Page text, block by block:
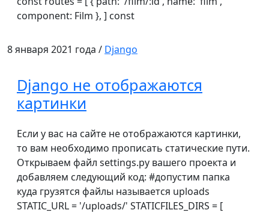
component: Film }, ] const
8 января 2021 года / Django
Django не отображаются
картинки
Если у вас на сайте не отображаются картинки,
то вам необходимо прописать статические пути.
Открываем файл settings.py вашего проекта и
добавляем следующий код: #допустим папка
куда грузятся файлы называется uploads
STATIC_URL = '/uploads/' STATICFILES_DIRS = [